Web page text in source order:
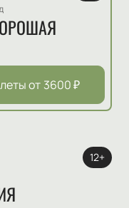
от 3600₽
12+